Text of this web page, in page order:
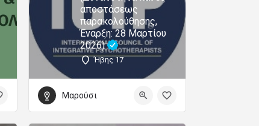
αποστάσεως
παρακολούθησης,
Έναρξη: 28 Μαρτίου
2026)
Ήβης 17
Μαρούσι